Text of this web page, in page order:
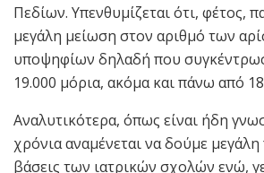
Πεδίων. Υπενθυμίζεται ότι, φέτος,
μεγάλη μείωση στον αριθμό των
υποψηφίων δηλαδή που
19.000 μόρια, ακόμα και πάνω από
Αναλυτικότερα, όπως είναι ήδη
χρόνια αναμένεται να δούμε
βάσεις των ιατρικών σχολών ενώ,